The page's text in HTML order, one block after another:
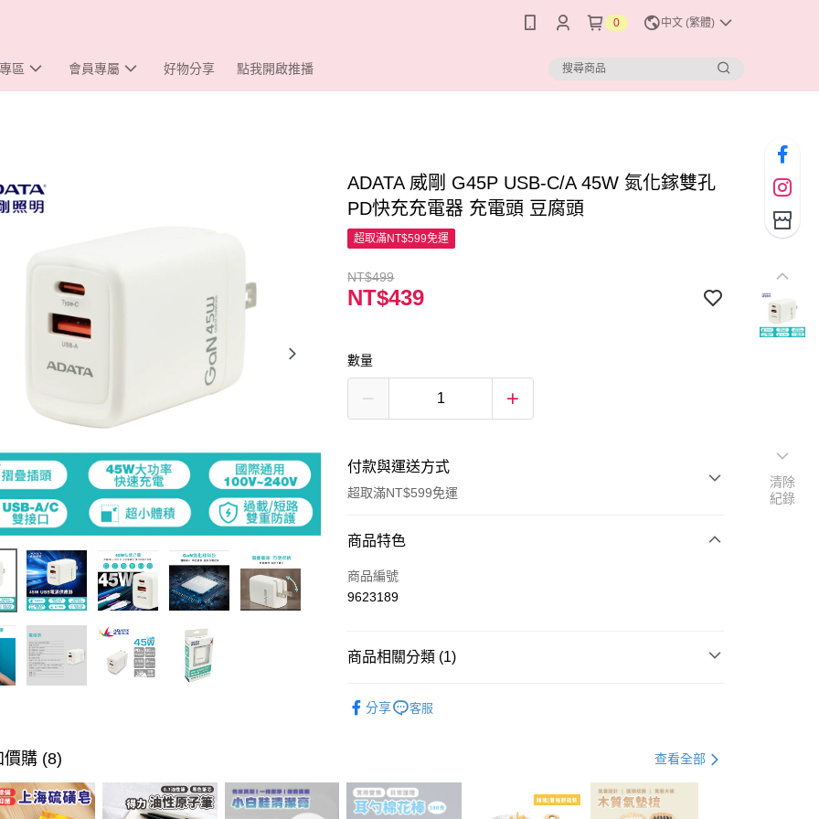
0 中文 (繁體)
區 會員專屬 好物分享 點我開啟推播
ADATA 威剛 G45P USB-C/A 45W 氮化鎵雙孔
PD快充充電器 充電頭 豆腐頭
超取滿NT$599免運
NT$499
NT$439
數量
付款與運送方式
超取滿NT$599免運
付款方式
信用卡一次付款
街口支付
商品特色
商品編號
9623189
商品相關分類 (1)
分享
客服
價購 (8) 查看全部
清除
紀錄